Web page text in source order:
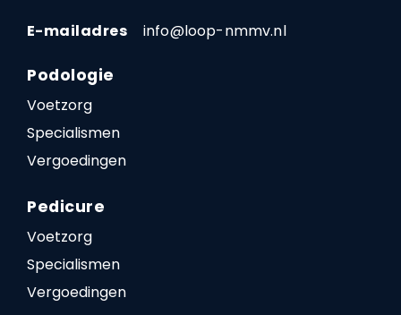
E-mailadres info@loop-nmmv.nl
Podologie
Voetzorg
Specialismen
Vergoedingen
Pedicure
Voetzorg
Specialismen
Vergoedingen